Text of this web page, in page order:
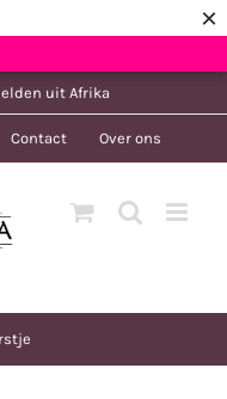
×
uit Afrika
Contact Over ons